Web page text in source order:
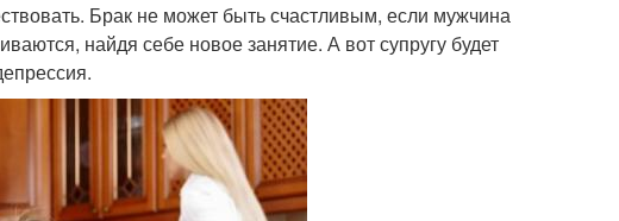
Брак не может быть счастливым, если мужчина
найдя себе новое занятие. А вот супругу будет